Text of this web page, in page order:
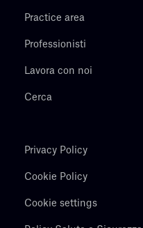
Practice area
Professionisti
Lavora con noi
Cerca
Privacy Policy
Cookie Policy
Cookie settings